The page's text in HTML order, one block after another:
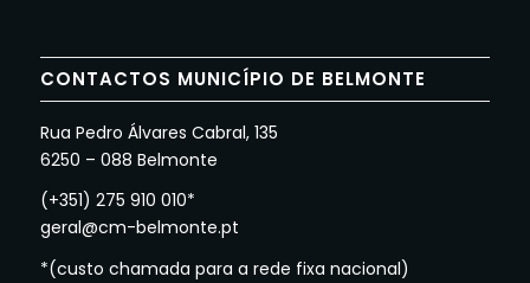
CONTACTOS MUNICÍPIO DE BELMONTE
Rua Pedro Álvares Cabral, 135
6250 – 088 Belmonte
(+351) 275 910 010*
geral@cm-belmonte.pt
*(custo chamada para a rede fixa nacional)